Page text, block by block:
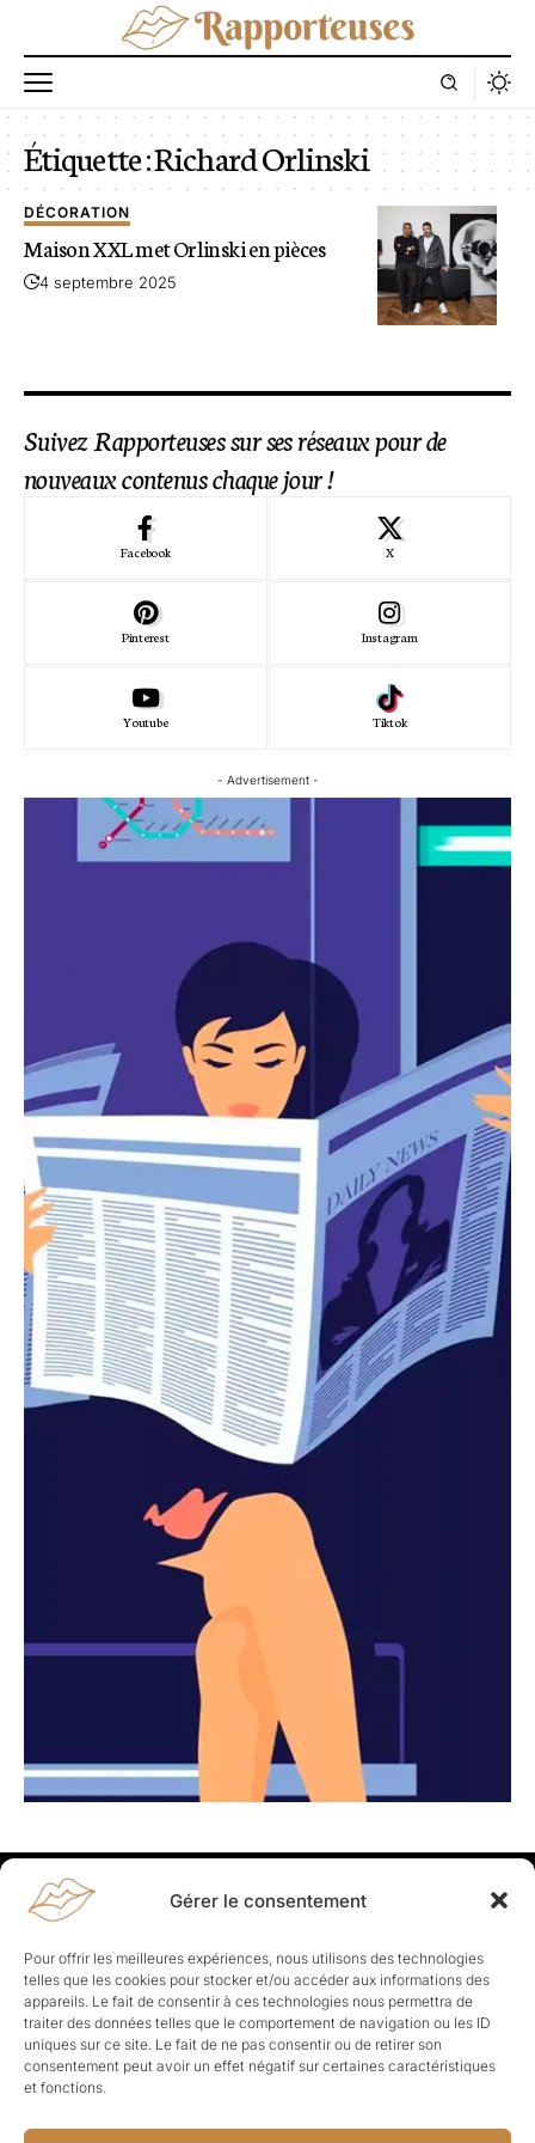
Gérer le consentement
Pour offrir les meilleures expériences, nous utilisons des technologies
telles que les cookies pour stocker et/ou accéder aux informations des
appareils. Le fait de consentir à ces technologies nous permettra de
traiter des données telles que le comportement de navigation ou les ID
uniques sur ce site. Le fait de ne pas consentir ou de retirer son
consentement peut avoir un effet négatif sur certaines caractéristiques
et fonctions.
Étiquette :Richard Orlinski
DÉCORATION
Maison XXL met Orlinski en pièces
4 septembre 2025
Suivez Rapporteuses sur ses réseaux pour de
nouveaux contenus chaque jour !
Facebook X
Pinterest Instagram
Youtube Tiktok
- Advertisement -
Rapporteuses
À propos de Rapporteuses :Rapporteuses, c’est l’histoire de
Parisiennes, bien dans leurs baskets qui aiment rapporter ce qui leur
cause, leur apporte et leur rapporte !
Les Topics
Société Politique Business Culture
Sport
Lifestyle